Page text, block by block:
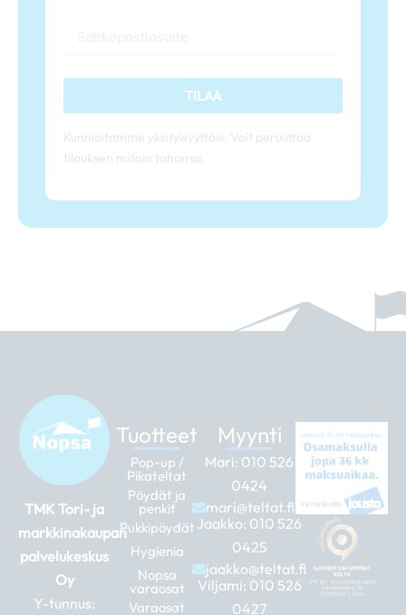
TILAA
TMK Tori- ja
markkinakaupan
palvelukeskus
Oy
Y-tunnus:
Tuotteet
Pop-up /
Pikateltat
Pöydät ja
penkit
Pukkipöydät
Hygienia
Nopsa
varaosat
Varaosat
Myynti
Mari: 010 526
0424
mari@teltat.fi
Jaakko: 010 526
0425
jaakko@teltat.fi
Viljami: 010 526
0427